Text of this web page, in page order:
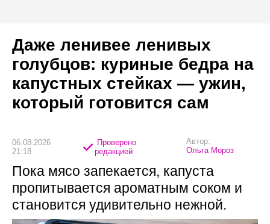
Даже ленивее ленивых
голубцов: куриные бедра на
капустных стейках — ужин,
который готовится сам
06.08.2026
21:18
Проверено
редакцией
Автор:
Ольга Мороз
Пока мясо запекается, капуста
пропитывается ароматным соком и
становится удивительно нежной.